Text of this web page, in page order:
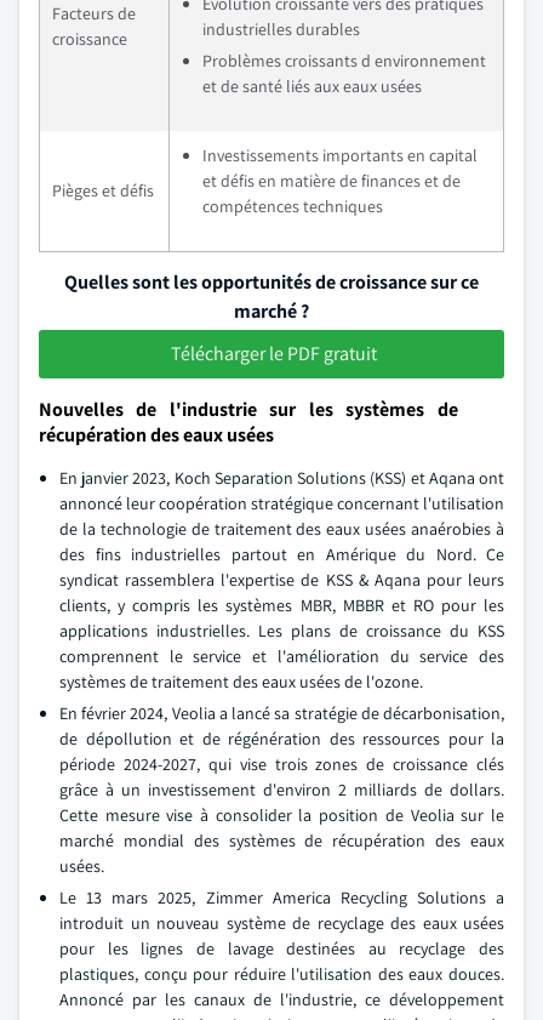
Facteurs de
croissance
industrielles durables
Problèmes croissants d environnement
et de santé liés aux eaux usées
Pièges et défis
Investissements importants en capital
et défis en matière de finances et de
compétences techniques
Quelles sont les opportunités de croissance sur ce
marché ?
Télécharger le PDF gratuit
Nouvelles de l'industrie sur les systèmes de
récupération des eaux usées
En janvier 2023, Koch Separation Solutions (KSS) et Aqana ont
annoncé leur coopération stratégique concernant l'utilisation
de la technologie de traitement des eaux usées anaérobies à
des fins industrielles partout en Amérique du Nord. Ce
syndicat rassemblera l'expertise de KSS & Aqana pour leurs
clients, y compris les systèmes MBR, MBBR et RO pour les
applications industrielles. Les plans de croissance du KSS
comprennent le service et l'amélioration du service des
systèmes de traitement des eaux usées de l'ozone.
En février 2024, Veolia a lancé sa stratégie de décarbonisation,
de dépollution et de régénération des ressources pour la
période 2024-2027, qui vise trois zones de croissance clés
grâce à un investissement d'environ 2 milliards de dollars.
Cette mesure vise à consolider la position de Veolia sur le
marché mondial des systèmes de récupération des eaux
usées.
Le 13 mars 2025, Zimmer America Recycling Solutions a
introduit un nouveau système de recyclage des eaux usées
pour les lignes de lavage destinées au recyclage des
plastiques, conçu pour réduire l'utilisation des eaux douces.
Annoncé par les canaux de l'industrie, ce développement